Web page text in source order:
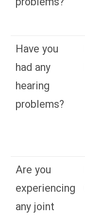
Have you
had any
hearing
problems?
Are you
experiencing
any joint